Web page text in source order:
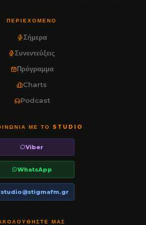
ΠΕΡΙΕΧΌΜΕΝΟ
Σήμερα
Συνεντεύξεις
Πρόγραμμα
Charts
Podcast
ΜΕ ΤΟ STUDIO
Viber
WhatsApp
studio@stigmafm.gr
ΜΑΣ